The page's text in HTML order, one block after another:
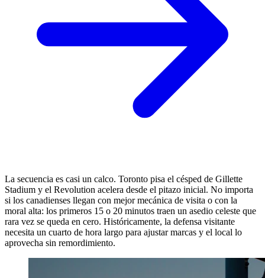
La secuencia es casi un calco. Toronto pisa el césped de Gillette
Stadium y el Revolution acelera desde el pitazo inicial. No importa
si los canadienses llegan con mejor mecánica de visita o con la
moral alta: los primeros 15 o 20 minutos traen un asedio celeste que
rara vez se queda en cero. Históricamente, la defensa visitante
necesita un cuarto de hora largo para ajustar marcas y el local lo
aprovecha sin remordimiento.